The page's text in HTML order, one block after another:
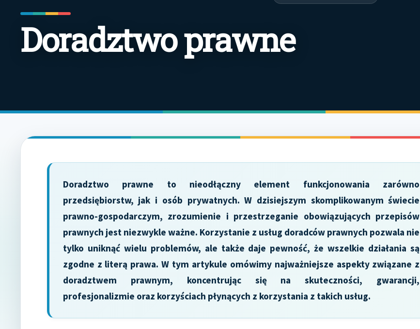
Doradztwo prawne
Doradztwo prawne to nieodłączny element funkcjonowania zarówno
przedsiębiorstw, jak i osób prywatnych. W dzisiejszym skomplikowanym świecie
prawno-gospodarczym, zrozumienie i przestrzeganie obowiązujących przepisów
prawnych jest niezwykle ważne. Korzystanie z usług doradców prawnych pozwala nie
tylko uniknąć wielu problemów, ale także daje pewność, że wszelkie działania są
zgodne z literą prawa. W tym artykule omówimy najważniejsze aspekty związane z
doradztwem prawnym, koncentrując się na skuteczności, gwarancji,
profesjonalizmie oraz korzyściach płynących z korzystania z takich usług.